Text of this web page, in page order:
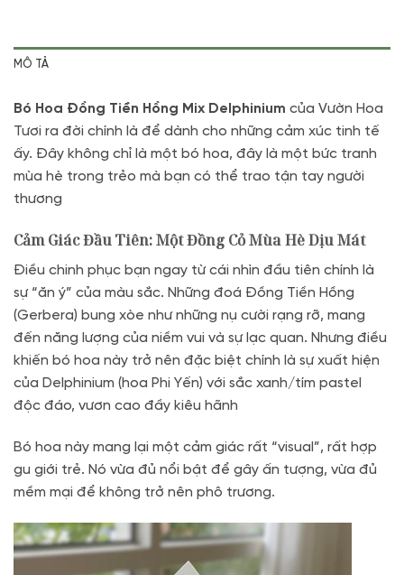
MÔ TẢ
Bó Hoa Đồng Tiền Hồng Mix Delphinium của Vườn Hoa
Tươi ra đời chính là để dành cho những cảm xúc tinh tế
ấy. Đây không chỉ là một bó hoa, đây là một bức tranh
mùa hè trong trẻo mà bạn có thể trao tận tay người
thương
Cảm Giác Đầu Tiên: Một Đồng Cỏ Mùa Hè Dịu Mát
Điều chinh phục bạn ngay từ cái nhìn đầu tiên chính là
sự “ăn ý” của màu sắc. Những đoá Đồng Tiền Hồng
(Gerbera) bung xòe như những nụ cười rạng rỡ, mang
đến năng lượng của niềm vui và sự lạc quan. Nhưng điều
khiến bó hoa này trở nên đặc biệt chính là sự xuất hiện
của Delphinium (hoa Phi Yến) với sắc xanh/tím pastel
độc đáo, vươn cao đầy kiêu hãnh
Bó hoa này mang lại một cảm giác rất “visual”, rất hợp
gu giới trẻ. Nó vừa đủ nổi bật để gây ấn tượng, vừa đủ
mềm mại để không trở nên phô trương.